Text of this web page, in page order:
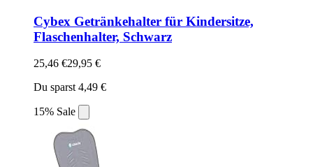
Cybex Getränkehalter für Kindersitze,
Flaschenhalter, Schwarz
25,46 €29,95 €
Du sparst 4,49 €
15% Sale